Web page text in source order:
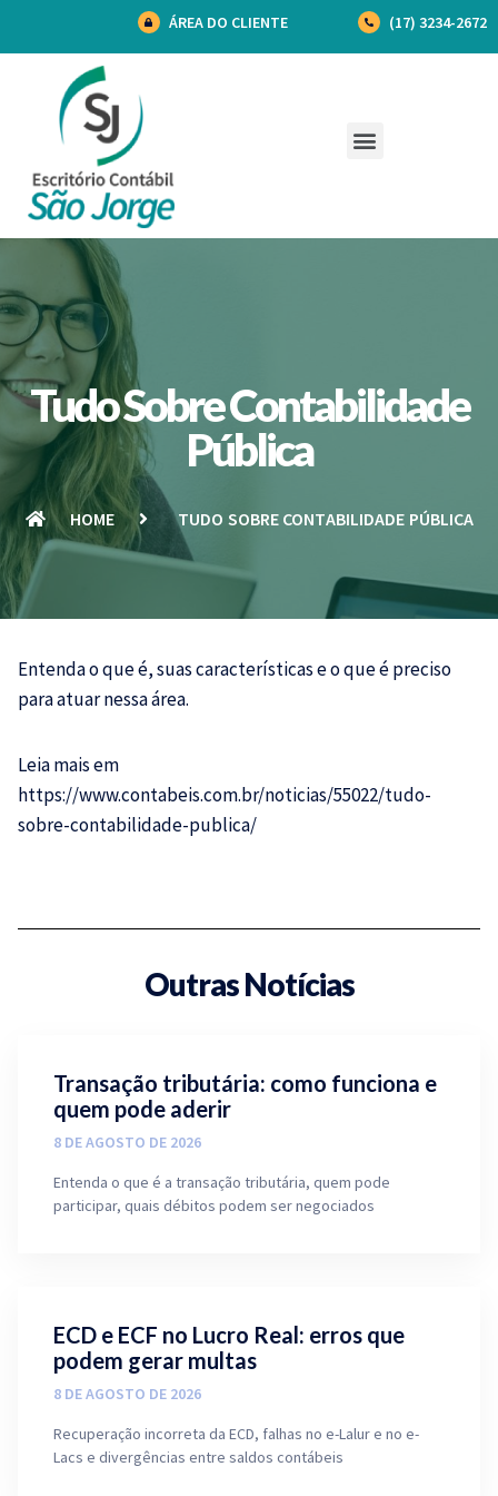
ÁREA DO CLIENTE (17) 3234-2672
Tudo Sobre Contabilidade
Pública
HOME TUDO SOBRE CONTABILIDADE PÚBLICA
Entenda o que é, suas características e o que é preciso
para atuar nessa área.
Leia mais em
https://www.contabeis.com.br/noticias/55022/tudo-
sobre-contabilidade-publica/
Outras Notícias
Transação tributária: como funciona e
quem pode aderir
8 DE AGOSTO DE 2026
Entenda o que é a transação tributária, quem pode
participar, quais débitos podem ser negociados
ECD e ECF no Lucro Real: erros que
podem gerar multas
8 DE AGOSTO DE 2026
Recuperação incorreta da ECD, falhas no e-Lalur e no e-
Lacs e divergências entre saldos contábeis